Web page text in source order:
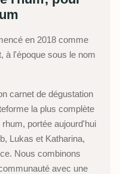
en 2018 comme
à l'époque sous le nom
carnet de dégustation
la plus complète
portée aujourd'hui
Lukas et Katharina,
Nous combinons
avec une